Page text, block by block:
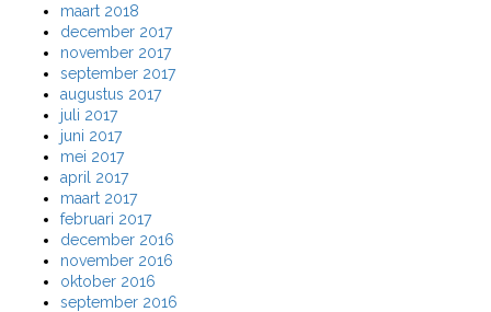
maart 2018
december 2017
november 2017
september 2017
augustus 2017
juli 2017
juni 2017
mei 2017
april 2017
maart 2017
februari 2017
december 2016
november 2016
oktober 2016
september 2016